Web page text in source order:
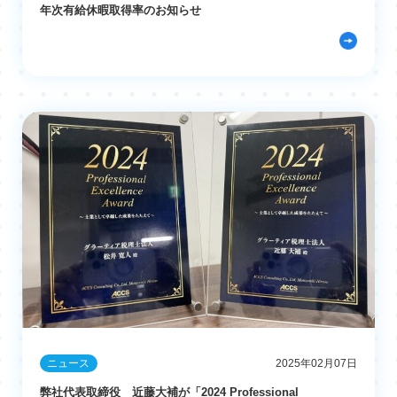
年次有給休暇取得率のお知らせ
ニュース 2025年02月07日
弊社代表取締役 近藤大補が「2024 Professional